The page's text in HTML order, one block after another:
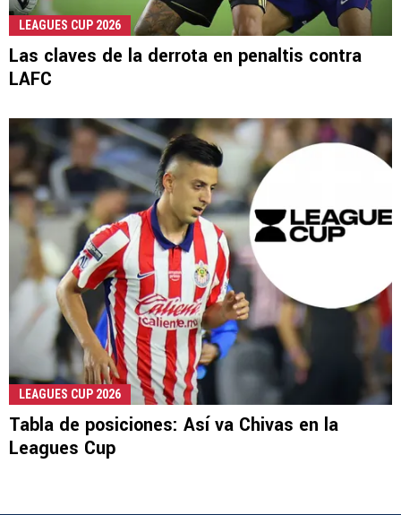
LEAGUES CUP 2026
Las claves de la derrota en penaltis contra
LAFC
LEAGUES CUP 2026
Tabla de posiciones: Así va Chivas en la
Leagues Cup